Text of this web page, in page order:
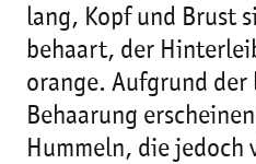
lang, Kopf und Brust
behaart, der
orange. Aufgrund
Behaarung
Hummeln, die jedoch